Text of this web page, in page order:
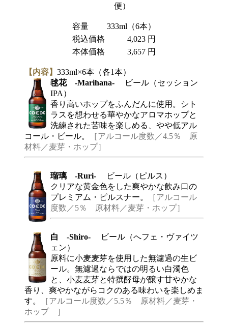
便）
容量
333ml（6本）
税込価格
4,023 円
本体価格
3,657 円
【内容】 333ml×6本（各1本）
毬花 -Marihana-
ビール（セッション
IPA）
香り高いホップをふんだんに使用。シト
ラスを想わせる華やかなアロマホップと
洗練された苦味を楽しめる、やや低アル
コール・ビール。
［アルコール度数／4.5％ 原
材料／麦芽・ホップ］
瑠璃 -Ruri-
ビール（ピルス）
クリアな黄金色をした爽やかな飲み口の
プレミアム・ピルスナー。
［アルコール
度数／5％ 原材料／麦芽・ホップ］
白 -Shiro-
ビール（へフェ・ヴァイツ
ェン）
原料に小麦麦芽を使用した無濾過の生ビ
ール。無濾過ならではの明るい白濁色
と、小麦麦芽と特撰酵母が醸す甘やかな
香り、爽やかながらコクのある味わいを楽しめま
す。
［アルコール度数／5.5％ 原材料／麦芽・
ホップ ］